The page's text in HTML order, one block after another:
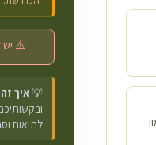
⚠️ יש
💡איך
לתיאום